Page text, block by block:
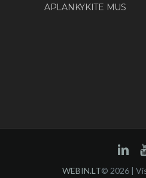
APLANKYKITE MUS
WEBIN.LT© 2026 |